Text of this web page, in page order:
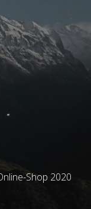
Shop 2020